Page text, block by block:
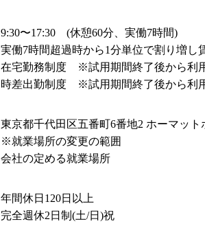
9:30〜17:30　(休憩60分、実働7時間)
実働7時間超過時から1分単位で割り増し
在宅勤務制度　※試用期間終了後から利
時差出勤制度　※試用期間終了後から利
東京都千代田区五番町6番地2 ホーマット
※就業場所の変更の範囲
会社の定める就業場所
年間休日120日以上
完全週休2日制(土/日)祝